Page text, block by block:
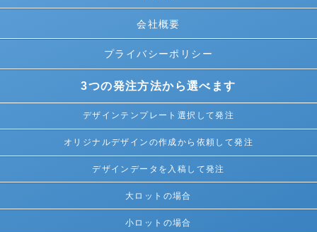
会社概要
プライバシーポリシー
3つの発注方法から選べます
デザインテンプレート選択して発注
オリジナルデザインの作成から依頼して発注
デザインデータを入稿して発注
大ロットの場合
小ロットの場合